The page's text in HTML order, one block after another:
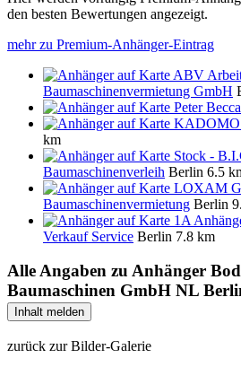
den besten Bewertungen angezeigt.
mehr zu Premium-Anhänger-Eintrag
ABV
Baumaschinenvermietung GmbH
Peter
KADOMO
km
Stock -
Baumaschinenverleih Berlin 6.5
LOXAM
Baumaschinenvermietung Berlin
1A
Verkauf Service Berlin 7.8 km
Alle Angaben zu Anhänger
Baumaschinen GmbH NL
Inhalt melden
zurück zur Bilder-Galerie